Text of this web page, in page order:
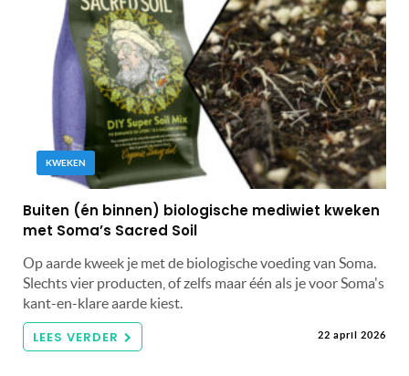
KWEKEN
Buiten (én binnen) biologische mediwiet kweken
met Soma’s Sacred Soil
Op aarde kweek je met de biologische voeding van Soma.
Slechts vier producten, of zelfs maar één als je voor Soma's
kant-en-klare aarde kiest.
LEES VERDER 22 april 2026